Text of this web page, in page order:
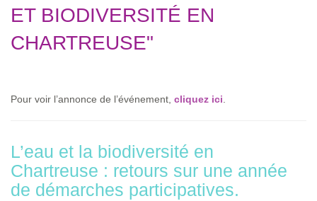
ET BIODIVERSITÉ EN
CHARTREUSE"
Pour voir l’annonce de l’événement, cliquez ici.
L’eau et la biodiversité en
Chartreuse : retours sur une année
de démarches participatives.